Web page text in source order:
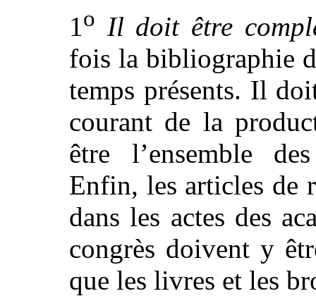
1o Il doit être
fois la bibliographie
temps présents. Il
courant de la
être l’ensemble
Enfin, les articles de
dans les actes des
congrès doivent y
que les livres et les